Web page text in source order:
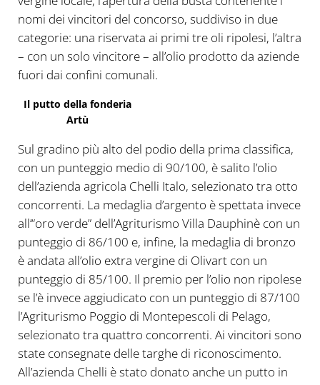
nomi dei vincitori del concorso, suddiviso in due
categorie: una riservata ai primi tre oli ripolesi, l’altra
– con un solo vincitore – all’olio prodotto da aziende
fuori dai confini comunali.
Il putto della fonderia
Artù
Sul gradino più alto del podio della prima classifica,
con un punteggio medio di 90/100, è salito l’olio
dell’azienda agricola Chelli Italo, selezionato tra otto
concorrenti. La medaglia d’argento è spettata invece
all’“oro verde” dell’Agriturismo Villa Dauphinè con un
punteggio di 86/100 e, infine, la medaglia di bronzo
è andata all’olio extra vergine di Olivart con un
punteggio di 85/100. Il premio per l’olio non ripolese
se l’è invece aggiudicato con un punteggio di 87/100
l’Agriturismo Poggio di Montepescoli di Pelago,
selezionato tra quattro concorrenti. Ai vincitori sono
state consegnate delle targhe di riconoscimento.
All’azienda Chelli è stato donato anche un putto in